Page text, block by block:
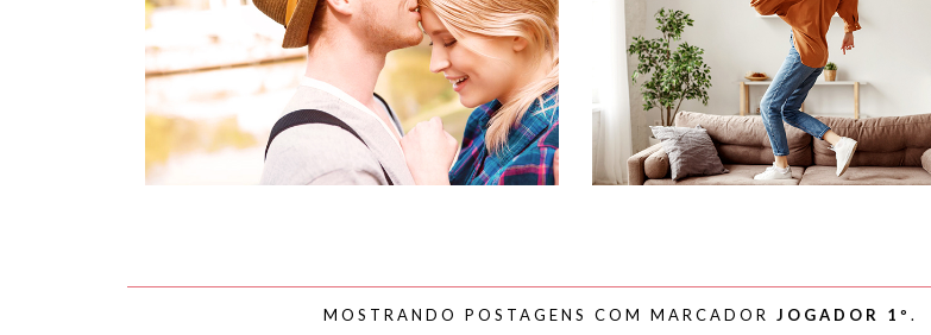
MÓVEIS E DANÇAR
MOSTRANDO POSTAGENS COM MARCADORJOGADOR 1º.